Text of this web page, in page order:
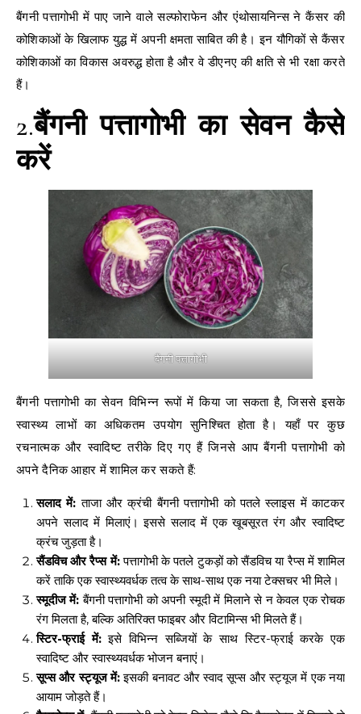
बैंगनी पत्तागोभी में पाए जाने वाले सल्फोराफेन और एंथोसायनिन्स ने कैंसर की
कोशिकाओं के खिलाफ युद्ध में अपनी क्षमता साबित की है। इन यौगिकों से कैंसर
कोशिकाओं का विकास अवरुद्ध होता है और वे डीएनए की क्षति से भी रक्षा करते
हैं।
2.बैंगनी पत्तागोभी का सेवन कैसे
करें
बैंगनी पत्तागोभी
बैंगनी पत्तागोभी का सेवन विभिन्न रूपों में किया जा सकता है, जिससे इसके
स्वास्थ्य लाभों का अधिकतम उपयोग सुनिश्चित होता है। यहाँ पर कुछ
रचनात्मक और स्वादिष्ट तरीके दिए गए हैं जिनसे आप बैंगनी पत्तागोभी को
अपने दैनिक आहार में शामिल कर सकते हैं:
सलाद में: ताजा और क्रंची बैंगनी पत्तागोभी को पतले स्लाइस में काटकर
अपने सलाद में मिलाएं। इससे सलाद में एक खूबसूरत रंग और स्वादिष्ट
क्रंच जुड़ता है।
सैंडविच और रैप्स में:पत्तागोभी के पतले टुकड़ों को सैंडविच या रैप्स में शामिल
करें ताकि एक स्वास्थ्यवर्धक तत्व के साथ-साथ एक नया टेक्सचर भी मिले।
स्मूदीज में: बैंगनी पत्तागोभी को अपनी स्मूदी में मिलाने से न केवल एक रोचक
रंग मिलता है, बल्कि अतिरिक्त फाइबर और विटामिन्स भी मिलते हैं।
स्टिर-फ्राई में:इसे विभिन्न सब्जियों के साथ स्टिर-फ्राई करके एक
स्वादिष्ट और स्वास्थ्यवर्धक भोजन बनाएं।
सूप्स और स्ट्यूज में:इसकी बनावट और स्वाद सूप्स और स्ट्यूज में एक नया
आयाम जोड़ते हैं।